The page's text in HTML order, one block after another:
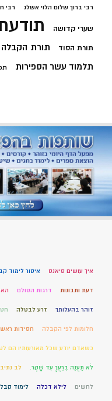
רבי ברוך שלום הלוי אשלג רבי
שערי קדושה
תורת הסוד תורת הקבלה
תלמוד עשר הספירות
איך עושים סיאנס איסור לימוד
דעת ותבונות דרגות הסולם
זוהר בהעלותך זרע לבטלה
חלומות לפי הקבלה חסידות
כשאדם יודע שכל מאורעותיו הם
לֹא תַעֲנֶה בְרֵעֲךָ עֵד שָׁקֶר. לב
לחשים לילא דכלה לימוד